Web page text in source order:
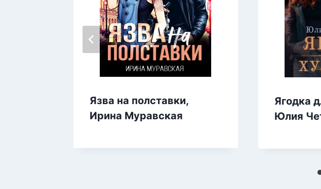
Язва на полставки,
Ирина Муравская
Ягодка
Юлия